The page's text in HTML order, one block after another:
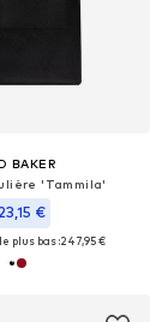
BAKER
'Tammila'
€
plus bas :247,95 €